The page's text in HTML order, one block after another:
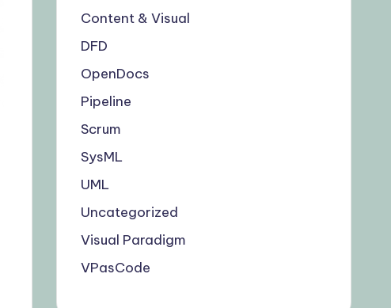
Content & Visual
DFD
OpenDocs
Pipeline
Scrum
SysML
UML
Uncategorized
Visual Paradigm
VPasCode